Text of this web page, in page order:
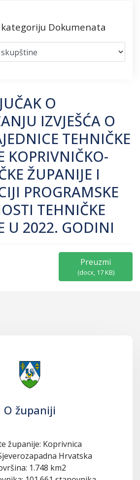
Dokumenata
O
IZVJEŠĆA O
TEHNIČKE
KOPRIVNIČKO-
ŽUPANIJE I
PROGRAMSKE
TEHNIČKE
U 2022. GODINI
Preuzmi
(docx, 17 KB)
O županiji
županije: Koprivnica
Hrvatska
1.748 km2